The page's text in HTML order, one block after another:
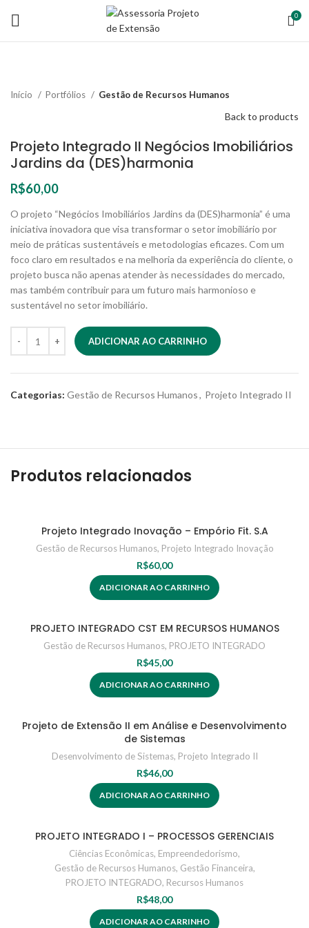
0
Início Portfólios Gestão de Recursos Humanos
Back to products
Projeto Integrado II Negócios Imobiliários
Jardins da (DES)harmonia
R$60,00
O projeto “Negócios Imobiliários Jardins da (DES)harmonia” é uma
iniciativa inovadora que visa transformar o setor imobiliário por
meio de práticas sustentáveis e metodologias eficazes. Com um
foco claro em resultados e na melhoria da experiência do cliente, o
projeto busca não apenas atender às necessidades do mercado,
mas também contribuir para um futuro mais harmonioso e
sustentável no setor imobiliário.
ADICIONAR AO CARRINHO
Categorias: Gestão de Recursos Humanos, Projeto Integrado II
Produtos relacionados
Projeto Integrado Inovação – Empório Fit. S.A
Gestão de Recursos Humanos, Projeto Integrado Inovação
R$60,00
ADICIONAR AO CARRINHO
PROJETO INTEGRADO CST EM RECURSOS HUMANOS
Gestão de Recursos Humanos, PROJETO INTEGRADO
R$45,00
ADICIONAR AO CARRINHO
Projeto de Extensão II em Análise e Desenvolvimento
de Sistemas
Desenvolvimento de Sistemas, Projeto Integrado II
R$46,00
ADICIONAR AO CARRINHO
PROJETO INTEGRADO I – PROCESSOS GERENCIAIS
Ciências Econômicas, Empreendedorismo,
Gestão de Recursos Humanos, Gestão Financeira,
PROJETO INTEGRADO, Recursos Humanos
R$48,00
ADICIONAR AO CARRINHO